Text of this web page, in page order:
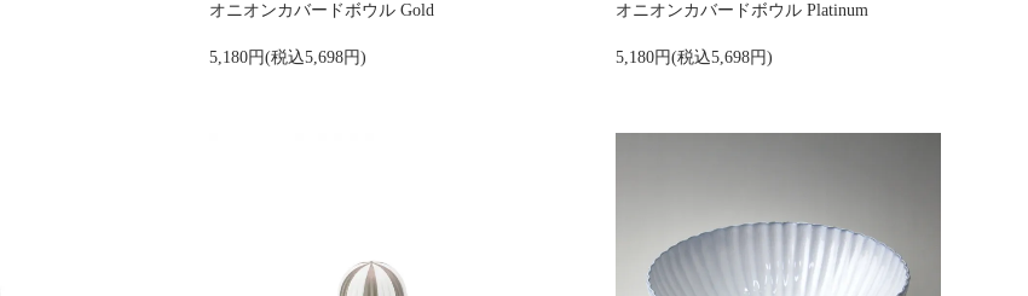
オニオンカバードボウル Gold
5,180円(税込5,698円)
オニオンカバードボウル Platinum
5,180円(税込5,698円)